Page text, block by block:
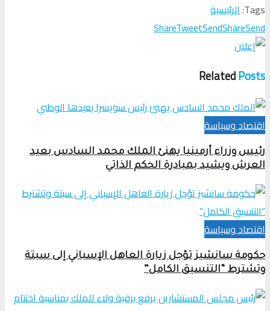
Tags: الرئيسية
ShareTweetSendShareSend
RelatedPosts
اقتصاد وسياسة
رئيس وزراء أرمينيا يهنئ الملك محمد السادس بعيد
العرش ويشيد بمبادرة الحكم الذاتي
اقتصاد وسياسة
حكومة سانشيز تؤجل زيارة العاهل الإسباني إلى سبتة
وتشترط “التنسيق الكامل”